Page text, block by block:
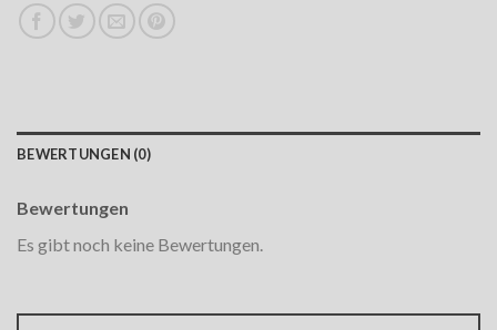
BEWERTUNGEN (0)
Bewertungen
Es gibt noch keine Bewertungen.